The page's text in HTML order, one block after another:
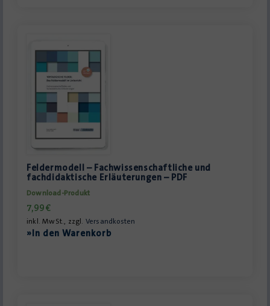
Feldermodell – Fachwissenschaftliche und
fachdidaktische Erläuterungen – PDF
Download-Produkt
7,99€
inkl. MwSt., zzgl. Versandkosten
»In den Warenkorb